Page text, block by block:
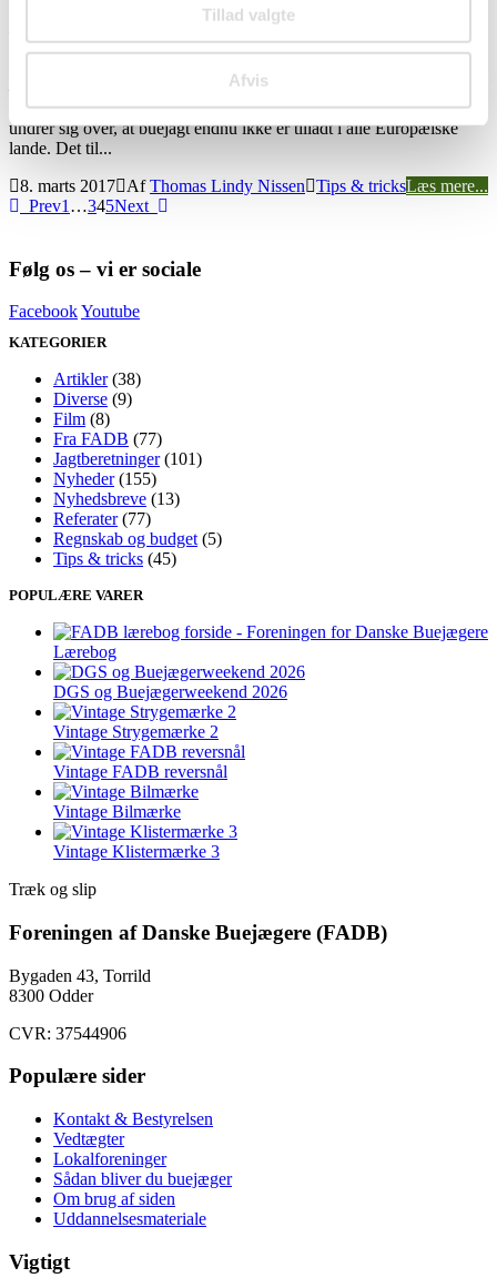
Tillad valgte
Afvis
På buejagt i Europa
– som beskrevet i bogen Buejagt på Big Five – store succes med
buejagt på nogle af verdens største vildtarter i Afrika, kan man
undrer sig over, at buejagt endnu ikke er tilladt i alle Europæiske
lande. Det til...
8. marts 2017
AfThomas Lindy Nissen Tips & tricksLæs mere...
Prev1 …345Next
Følg os – vi er sociale
FacebookYoutube
KATEGORIER
Artikler(38)
Diverse (9)
Film (8)
Fra FADB (77)
Jagtberetninger(101)
Nyheder(155)
Nyhedsbreve (13)
Referater(77)
Regnskab og budget (5)
Tips & tricks (45)
POPULÆRE VARER
Lærebog
DGS og Buejægerweekend 2026
Vintage Strygemærke 2
Vintage FADB reversnål
Vintage Bilmærke
Vintage Klistermærke 3
Træk og slip
Foreningen af Danske Buejægere (FADB)
Bygaden 43, Torrild
8300 Odder
CVR: 37544906
Populære sider
Kontakt & Bestyrelsen
Vedtægter
Lokalforeninger
Sådan bliver du buejæger
Om brug af siden
Uddannelsesmateriale
Vigtigt